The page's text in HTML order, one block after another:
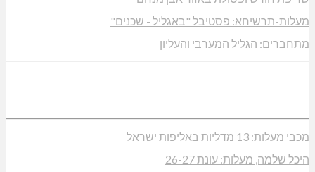
מעלות-תרשיחא: פסטיבל "באגליל - שכנים"
מתחברים: הגליל המערבי והעליון
מכבי מעלות: 13 מדליות באליפות ישראל
היכל שלמה, מעלות: עונת 26-27